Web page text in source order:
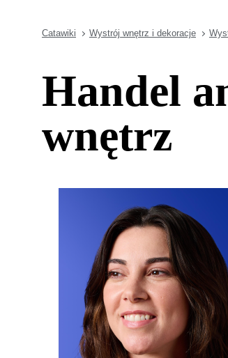
Catawiki Wystrój wnętrz i dekoracje
Handel
wnętrz